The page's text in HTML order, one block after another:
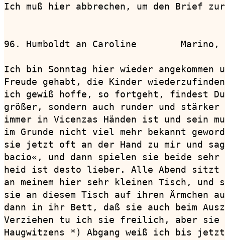
Ich muß hier abbrechen, um den Brief
96. Humboldt an Caroline        Marino,
Ich bin Sonntag hier wieder angekommen
Freude gehabt, die Kinder
ich gewiß hoffe, so fortgeht, findest
größer, sondern auch runder und stärker
immer in Vicenzas Händen ist und sein
im Grunde nicht viel mehr bekannt
sie jetzt oft an der Hand zu mir und
bacio«, und dann spielen sie beide
heid ist desto lieber. Alle Abend sitzt
an meinem hier sehr kleinen Tisch, und
sie an diesem Tisch auf ihren Ärmchen
dann in ihr Bett, daß sie auch beim
Verziehen tu ich sie freilich, aber sie
Haugwitzens *) Abgang weiß ich bis